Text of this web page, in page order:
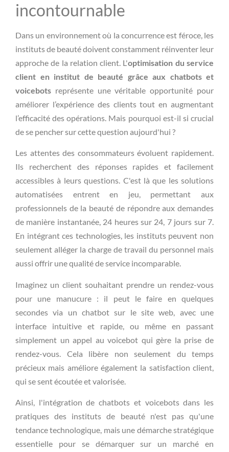
incontournable
Dans un environnement où la concurrence est féroce, les
instituts de beauté doivent constamment réinventer leur
approche de la relation client. L'optimisation du service
client en institut de beauté grâce aux chatbots et
voicebots représente une véritable opportunité pour
améliorer l’expérience des clients tout en augmentant
l’efficacité des opérations. Mais pourquoi est-il si crucial
de se pencher sur cette question aujourd'hui ?
Les attentes des consommateurs évoluent rapidement.
Ils recherchent des réponses rapides et facilement
accessibles à leurs questions. C'est là que les solutions
automatisées entrent en jeu, permettant aux
professionnels de la beauté de répondre aux demandes
de manière instantanée, 24 heures sur 24, 7 jours sur 7.
En intégrant ces technologies, les instituts peuvent non
seulement alléger la charge de travail du personnel mais
aussi offrir une qualité de service incomparable.
Imaginez un client souhaitant prendre un rendez-vous
pour une manucure : il peut le faire en quelques
secondes via un chatbot sur le site web, avec une
interface intuitive et rapide, ou même en passant
simplement un appel au voicebot qui gère la prise de
rendez-vous. Cela libère non seulement du temps
précieux mais améliore également la satisfaction client,
qui se sent écoutée et valorisée.
Ainsi, l'intégration de chatbots et voicebots dans les
pratiques des instituts de beauté n'est pas qu'une
tendance technologique, mais une démarche stratégique
essentielle pour se démarquer sur un marché en